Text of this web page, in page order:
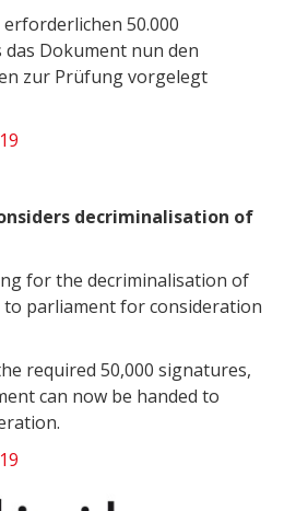
50.000
Dokument nun den
zur Prüfung vorgelegt
decriminalisation of
for the decriminalisation of
to parliament for consideration
required 50,000 signatures,
can now be handed to